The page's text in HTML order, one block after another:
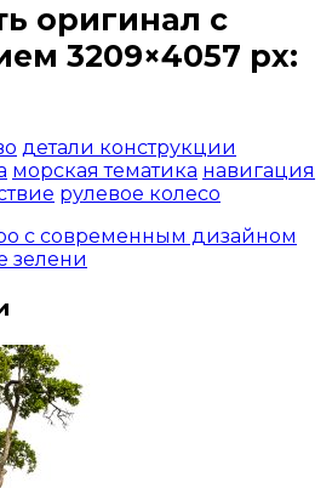
оригинал с
3209×4057 px:
детали конструкции
морская тематика навигация
рулевое колесо
с современным дизайном
зелени